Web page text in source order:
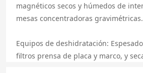
magnéticos secos y húmedos de
mesas concentradoras gravimétricas.
Equipos de deshidratación:
filtros prensa de placa y marco, y